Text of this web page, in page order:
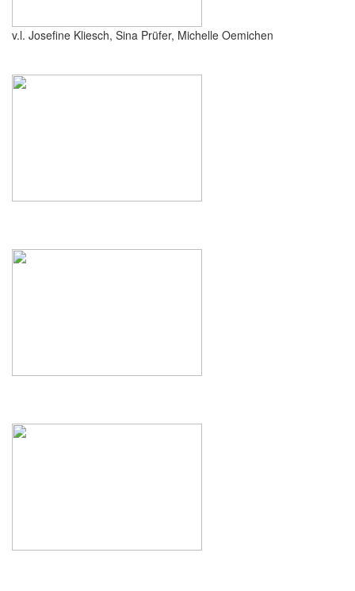
v.l. Josefine Kliesch, Sina Prüfer, Michelle Oemichen